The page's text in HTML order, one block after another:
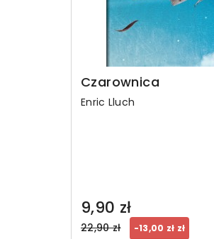
Czarownica
Enric Lluch
9,90 zł
Regular
22,90 zł -13,00 zł zł